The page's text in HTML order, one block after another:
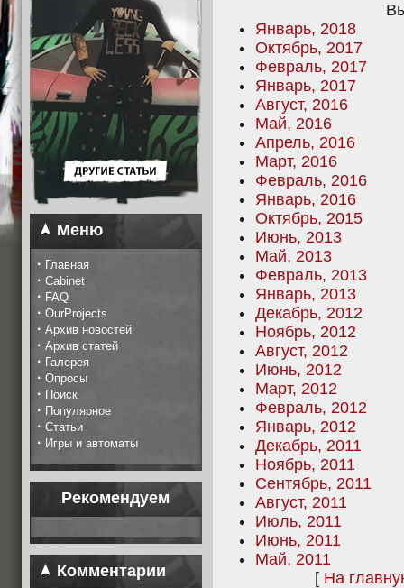
Меню
· Главная
· Cabinet
· FAQ
· OurProjects
· Архив новостей
· Архив статей
· Галерея
· Опросы
· Поиск
· Популярное
· Статьи
· Игры и автоматы
Рекомендуем
Комментарии
Январь, 2018
Октябрь, 2017
Февраль, 2017
Январь, 2017
Август, 2016
Май, 2016
Апрель, 2016
Март, 2016
Февраль, 2016
Январь, 2016
Октябрь, 2015
Июнь, 2013
Май, 2013
Февраль, 2013
Январь, 2013
Декабрь, 2012
Ноябрь, 2012
Август, 2012
Июнь, 2012
Март, 2012
Февраль, 2012
Январь, 2012
Декабрь, 2011
Ноябрь, 2011
Сентябрь, 2011
Август, 2011
Июль, 2011
Июнь, 2011
Май, 2011
[ На